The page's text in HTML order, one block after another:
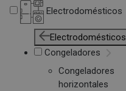
Electrodomésticos
Electrodomésticos
Congeladores
Congeladores
horizontales